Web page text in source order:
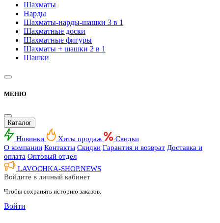
Шахматы
Нарды
Шахматы-нарды-шашки 3 в 1
Шахматные доски
Шахматные фигуры
Шахматы + шашки 2 в 1
Шашки
МЕНЮ
Каталог
Новинки Хиты продаж
Скидки
О компании Контакты Скидки Гарантия и возврат Доставка и
оплата Оптовый отдел
LAVOCHKA-SHOP.NEWS
Войдите в личный кабинет
Чтобы сохранять историю заказов.
Войти